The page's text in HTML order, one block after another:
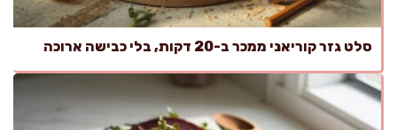
סלט גזר קוריאני ממכר ב-20 דקות, בלי כבישה ארוכה